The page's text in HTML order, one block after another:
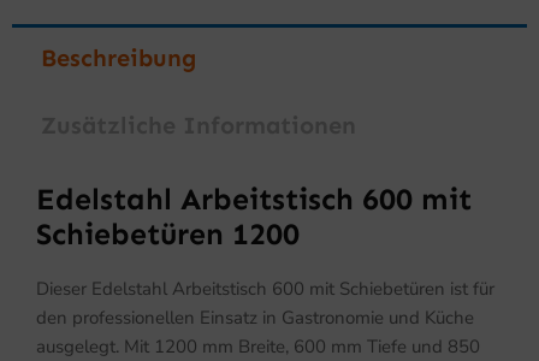
Beschreibung
Edelstahl Arbeitstisch 600 mit
Schiebetüren 1200
Dieser Edelstahl Arbeitstisch 600 mit Schiebetüren ist für
den professionellen Einsatz in Gastronomie und Küche
ausgelegt. Mit 1200 mm Breite, 600 mm Tiefe und 850